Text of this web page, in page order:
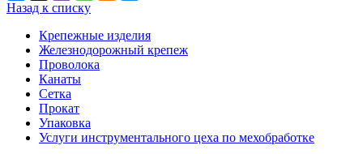
Назад к списку
Крепежные изделия
Железнодорожный крепеж
Проволока
Канаты
Сетка
Прокат
Упаковка
Услуги инструментального цеха по мехобработке